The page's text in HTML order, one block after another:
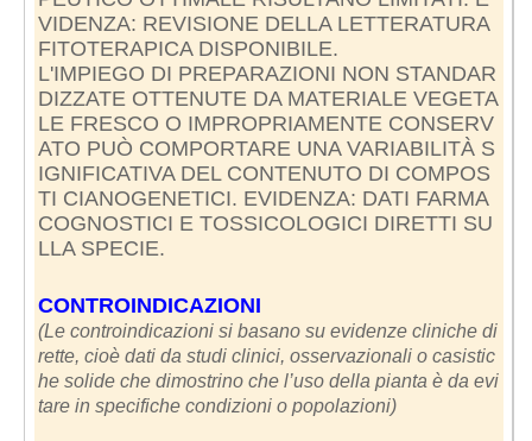
VIDENZA: REVISIONE DELLA LETTERATURA
FITOTERAPICA DISPONIBILE.
L'IMPIEGO DI PREPARAZIONI NON STANDAR
DIZZATE OTTENUTE DA MATERIALE VEGETA
LE FRESCO O IMPROPRIAMENTE CONSERV
ATO PUÒ COMPORTARE UNA VARIABILITÀ S
IGNIFICATIVA DEL CONTENUTO DI COMPOS
TI CIANOGENETICI. EVIDENZA: DATI FARMA
COGNOSTICI E TOSSICOLOGICI DIRETTI SU
LLA SPECIE.
CONTROINDICAZIONI
(Le controindicazioni si basano su evidenze cliniche di
rette, cioè dati da studi clinici, osservazionali o casistic
he solide che dimostrino che l’uso della pianta è da evi
tare in specifiche condizioni o popolazioni)